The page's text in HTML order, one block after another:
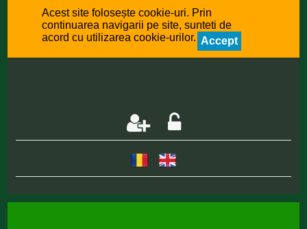
Acest site folosește cookie-uri. Prin
continuarea navigarii pe site, sunteti de
acord cu utilizarea cookie-urilor. Accept